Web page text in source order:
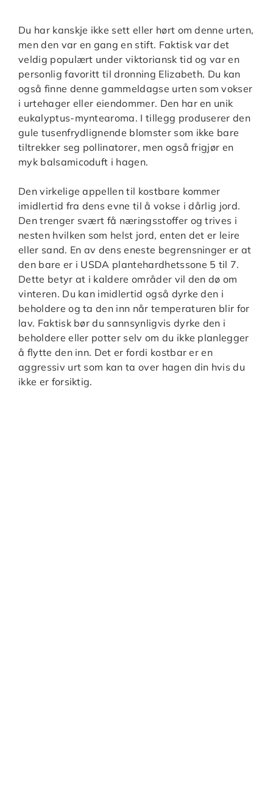
Du har kanskje ikke sett eller hørt om denne urten,
men den var en gang en stift. Faktisk var det
veldig populært under viktoriansk tid og var en
personlig favoritt til dronning Elizabeth. Du kan
også finne denne gammeldagse urten som vokser
i urtehager eller eiendommer. Den har en unik
eukalyptus-myntearoma. I tillegg produserer den
gule tusenfrydlignende blomster som ikke bare
tiltrekker seg pollinatorer, men også frigjør en
myk balsamicoduft i hagen.
Den virkelige appellen til kostbare kommer
imidlertid fra dens evne til å vokse i dårlig jord.
Den trenger svært få næringsstoffer og trives i
nesten hvilken som helst jord, enten det er leire
eller sand. En av dens eneste begrensninger er at
den bare er i USDA plantehardhetssone 5 til 7.
Dette betyr at i kaldere områder vil den dø om
vinteren. Du kan imidlertid også dyrke den i
beholdere og ta den inn når temperaturen blir for
lav. Faktisk bør du sannsynligvis dyrke den i
beholdere eller potter selv om du ikke planlegger
å flytte den inn. Det er fordi kostbar er en
aggressiv urt som kan ta over hagen din hvis du
ikke er forsiktig.